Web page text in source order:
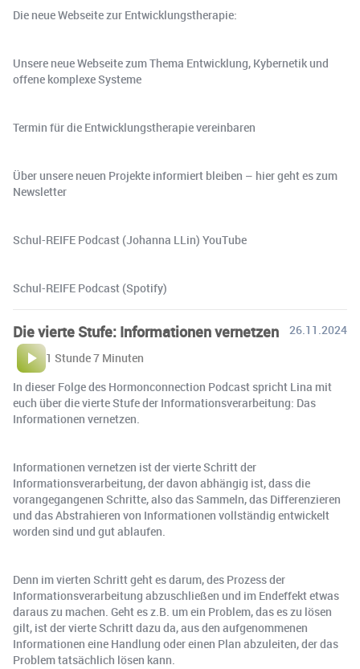
Die neue Webseite zur Entwicklungstherapie:
Unsere neue Webseite zum Thema Entwicklung, Kybernetik und
offene komplexe Systeme
Termin für die Entwicklungstherapie vereinbaren
Über unsere neuen Projekte informiert bleiben – hier geht es zum
Newsletter
Schul-REIFE Podcast (Johanna LLin) YouTube
Schul-REIFE Podcast (Spotify)
Die vierte Stufe: Informationen vernetzen
26.11.2024
1 Stunde 7 Minuten
In dieser Folge des Hormonconnection Podcast spricht Lina mit
euch über die vierte Stufe der Informationsverarbeitung: Das
Informationen vernetzen.
Informationen vernetzen ist der vierte Schritt der
Informationsverarbeitung, der davon abhängig ist, dass die
vorangegangenen Schritte, also das Sammeln, das Differenzieren
und das Abstrahieren von Informationen vollständig entwickelt
worden sind und gut ablaufen.
Denn im vierten Schritt geht es darum, des Prozess der
Informationsverarbeitung abzuschließen und im Endeffekt etwas
daraus zu machen. Geht es z.B. um ein Problem, das es zu lösen
gilt, ist der vierte Schritt dazu da, aus den aufgenommenen
Informationen eine Handlung oder einen Plan abzuleiten, der das
Problem tatsächlich lösen kann.